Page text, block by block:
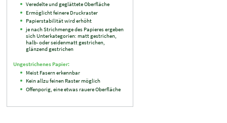
Veredelte und geglättete Oberfläche
Ermöglicht feinere Druckraster
Papierstabilität wird erhöht
je nach Strichmenge des Papieres ergeben
sich Unterkategorien: matt gestrichen,
halb- oder seidenmatt gestrichen,
glänzend gestrichen
Ungestrichenes Papier:
Meist Fasern erkennbar
Kein allzu feinen Raster möglich
Offenporig, eine etwas rauere Oberfläche